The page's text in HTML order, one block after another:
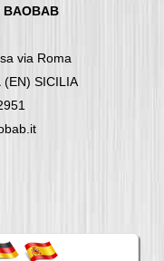
BAOBAB
via Roma
(EN) SICILIA